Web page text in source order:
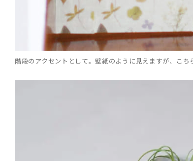
階段のアクセントとして。壁紙のように見えますが、こち